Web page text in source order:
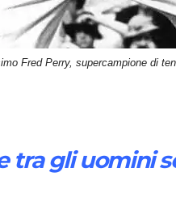
Fred Perry, supercampione di
tra gli uomini